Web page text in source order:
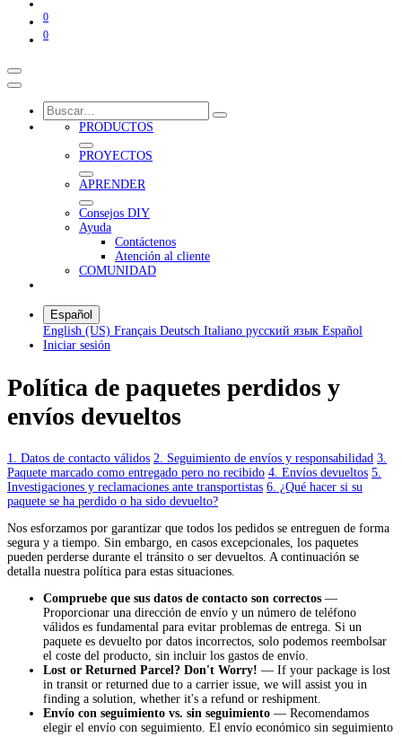
0
0
PRODUCTOS
PROYECTOS
APRENDER
Consejos DIY
Ayuda
Contáctenos
Atención al cliente
COMUNIDAD
Español
English (US) Français Deutsch Italiano русский язык Español
Iniciar sesión
Política de paquetes perdidos y
envíos devueltos
1. Datos de contacto válidos 2. Seguimiento de envíos y responsabilidad 3.
Paquete marcado como entregado pero no recibido 4. Envíos devueltos 5.
Investigaciones y reclamaciones ante transportistas 6. ¿Qué hacer si su
paquete se ha perdido o ha sido devuelto?
Nos esforzamos por garantizar que todos los pedidos se entreguen de forma
segura y a tiempo. Sin embargo, en casos excepcionales, los paquetes
pueden perderse durante el tránsito o ser devueltos. A continuación se
detalla nuestra política para estas situaciones.
Compruebe que sus datos de contacto son correctos —
Proporcionar una dirección de envío y un número de teléfono
válidos es fundamental para evitar problemas de entrega. Si un
paquete es devuelto por datos incorrectos, solo podemos reembolsar
el coste del producto, sin incluir los gastos de envío.
Lost or Returned Parcel? Don't Worry! — If your package is lost
in transit or returned due to a carrier issue, we will assist you in
finding a solution, whether it's a refund or reshipment.
Envío con seguimiento vs. sin seguimiento — Recomendamos
elegir el envío con seguimiento. El envío económico sin seguimiento